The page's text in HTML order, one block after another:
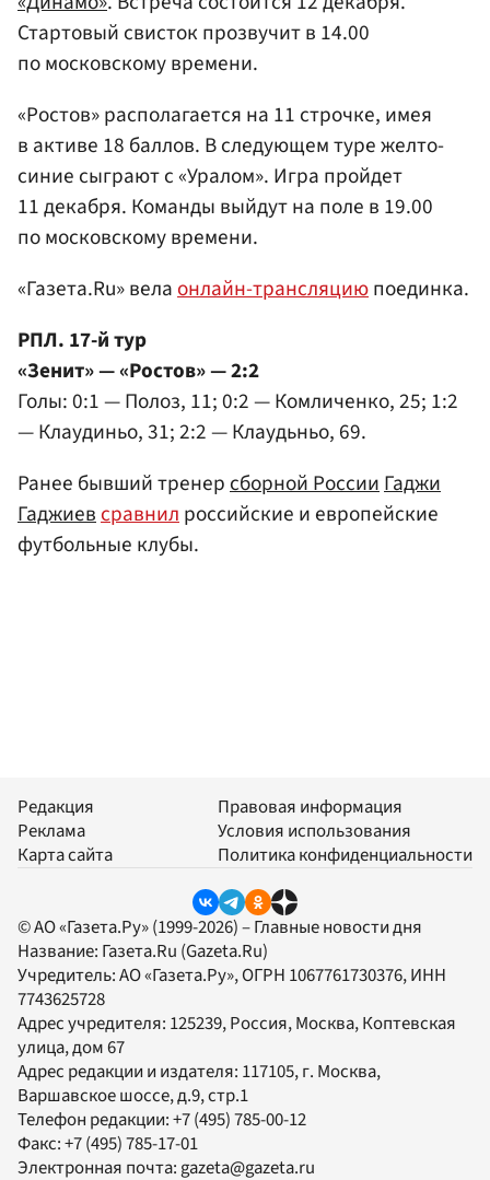
Стартовый свисток прозвучит в 14.00
по московскому времени.
«Ростов» располагается на 11 строчке, имея
в активе 18 баллов. В следующем туре желто-
синие сыграют с «Уралом». Игра пройдет
11 декабря. Команды выйдут на поле в 19.00
по московскому времени.
«Газета.Ru» велаонлайн-трансляциюпоединка.
РПЛ. 17-й тур
«Зенит» — «Ростов» — 2:2
Голы: 0:1 — Полоз, 11; 0:2 — Комличенко, 25; 1:2
— Клаудиньо, 31; 2:2 — Клаудьньо, 69.
Ранее бывший тренерсборной РоссииГаджи
Гаджиевсравнилроссийские и европейские
футбольные клубы.
Редакция
Реклама
Карта сайта
Правовая информация
Условия использования
Политика конфиденциальности
© АО «Газета.Ру» (1999-2026) – Главные новости дня
Название: Газета.Ru (Gazeta.Ru)
Учредитель:АО «Газета.Ру», ОГРН 1067761730376, ИНН
7743625728
Адрес учредителя: 125239, Россия, Москва, Коптевская
улица, дом 67
Адрес редакции и издателя: 117105, г. Москва,
Варшавское шоссе, д.9, стр.1
Телефон редакции:+7 (495) 785-00-12
Факс:+7 (495) 785-17-01
Электронная почта:gazeta@gazeta.ru